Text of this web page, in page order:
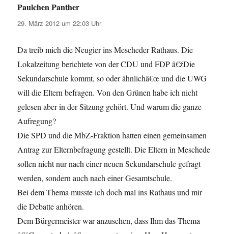
Paulchen Panther
29. März 2012 um 22:03 Uhr
Da treib mich die Neugier ins Mescheder Rathaus. Die
Lokalzeitung berichtete von der CDU und FDP â€žDie
Sekundarschule kommt, so oder ähnlichâ€œ und die UWG
will die Eltern befragen. Von den Grünen habe ich nicht
gelesen aber in der Sitzung gehört. Und warum die ganze
Aufregung?
Die SPD und die MbZ-Fraktion hatten einen gemeinsamen
Antrag zur Elternbefragung gestellt. Die Eltern in Meschede
sollen nicht nur nach einer neuen Sekundarschule gefragt
werden, sondern auch nach einer Gesamtschule.
Bei dem Thema musste ich doch mal ins Rathaus und mir
die Debatte anhören.
Dem Bürgermeister war anzusehen, dass Ihm das Thema